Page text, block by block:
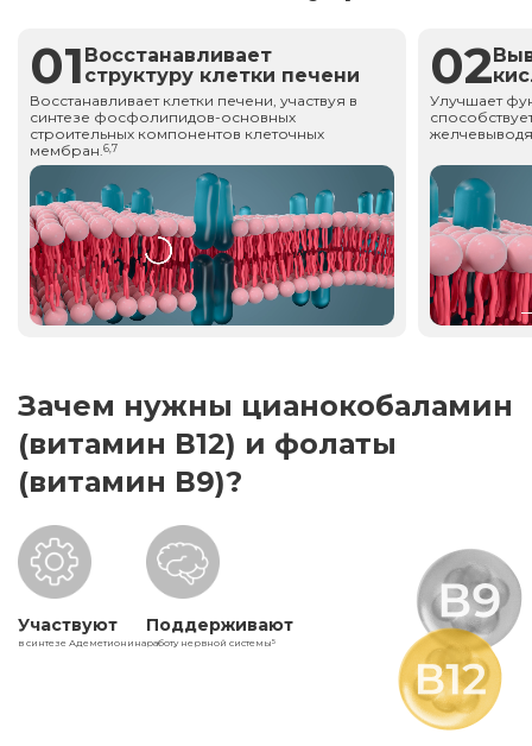
01 Восстанавливает
структуру клетки печени
Восстанавливает клетки печени, участвуя в
синтезе фосфолипидов-основных
строительных компонентов клеточных
мембран.6,7
02
Улучшает
Зачем нужны цианокобаламин
(витамин В12) и фолаты
(витамин В9)?
Участвуют
в синтезе Адеметионина
Поддерживают
работу нервной системы5